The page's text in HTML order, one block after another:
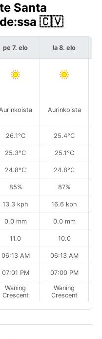
Santa
🇨🇻
pe 7. elo
26.1°C
25.3°C
24.8°C
85%
13.3 kph
0.0 mm
11.0
06:13 AM
07:01 PM
Waning
Crescent
la 8. elo
Aurinkoista
25.4°C
25.1°C
24.8°C
87%
16.6 kph
0.0 mm
10.0
06:13 AM
07:00 PM
Waning
Crescent